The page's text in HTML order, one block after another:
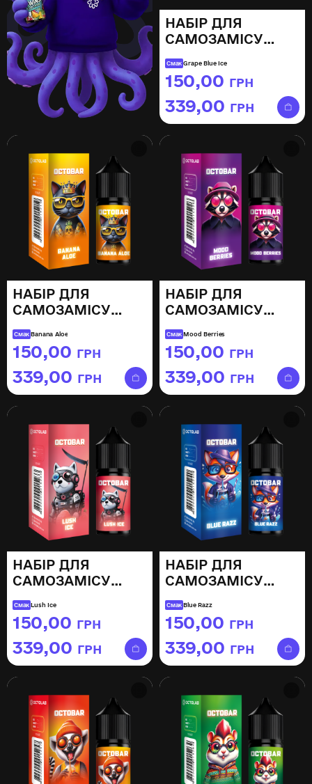
НАБІР ДЛЯ
САМОЗАМІСУ
OCTOBAR NFT
GRAPE BLUE ICE,
30ML
Смак Grape Blue Ice
150,00 ГРН
–
339,00 ГРН
НАБІР ДЛЯ
САМОЗАМІСУ
OCTOBAR NFT
BANANA ALOE,
30ML
Смак Banana Aloe
150,00 ГРН
–
339,00 ГРН
НАБІР ДЛЯ
САМОЗАМІСУ
OCTOBAR NFT
MOOD BERRIES,
30ML
Смак Mood Berries
150,00 ГРН
–
339,00 ГРН
НАБІР ДЛЯ
САМОЗАМІСУ
OCTOBAR NFT
LUSH ICE, 30ML
Смак Lush Ice
150,00 ГРН
–
339,00 ГРН
НАБІР ДЛЯ
САМОЗАМІСУ
OCTOBAR NFT
BLUE RAZZ, 30ML
Смак Blue Razz
150,00 ГРН
–
339,00 ГРН